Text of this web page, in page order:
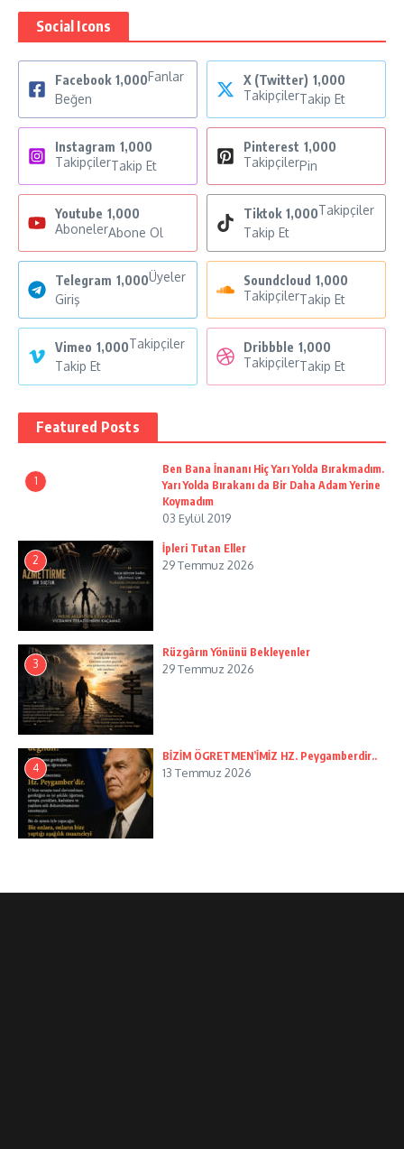
Social Icons
Facebook 1,000Fanlar
Beğen
X (Twitter) 1,000
TakipçilerTakip Et
Instagram 1,000
TakipçilerTakip Et
Pinterest 1,000
TakipçilerPin
Youtube 1,000
AbonelerAbone Ol
Tiktok 1,000Takipçiler
Takip Et
Telegram 1,000Üyeler
Giriş
Soundcloud 1,000
TakipçilerTakip Et
Vimeo 1,000Takipçiler
Takip Et
Dribbble 1,000
TakipçilerTakip Et
Featured Posts
1
Ben Bana İnananı Hiç Yarı Yolda Bırakmadım.
Yarı Yolda Bırakanı da Bir Daha Adam Yerine
Koymadım
03 Eylül 2019
2
İpleri Tutan Eller
29 Temmuz 2026
3
Rüzgârın Yönünü Bekleyenler
29 Temmuz 2026
4
BİZİM ÖGRETMEN’İMİZ HZ. Peygamberdir..
13 Temmuz 2026